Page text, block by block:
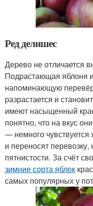
Ред делишес
Дерево не отличается
Подрастающая яблоня
напоминающую
разрастается и
имеют насыщенный
понятно, что на вкус
— немного
и переносят перевозку,
пятнистости. За счёт
зимние сорта яблок
самых популярных у